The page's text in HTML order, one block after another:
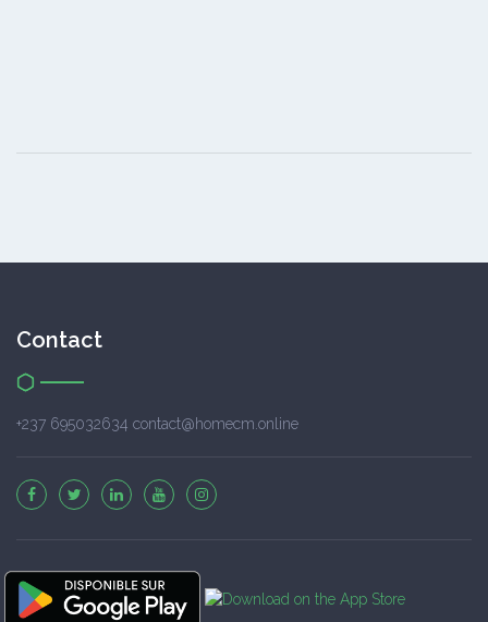
Contact
+237 695032634 contact@homecm.online